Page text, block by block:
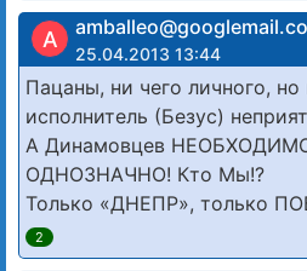
A
25.04.2013 13:44
Пацаны, ни чего личного, но
исполнитель (Безус)
А Динамовцев
ОДНОЗНАЧНО! Кто Мы!?
Только «ДНЕПР», только
2